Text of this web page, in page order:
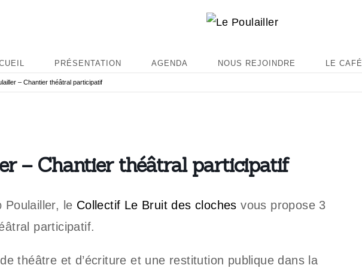
PRÉSENTATION AGENDA NOUS REJOINDRE LE CAFÉ
– Chantier théâtral participatif
– Chantier théâtral participatif
Poulailler, le Collectif Le Bruit des cloches vous propose 3
participatif.
théâtre et d’écriture et une restitution publique dans la